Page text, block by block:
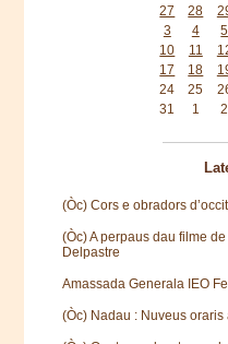
27
28
3
4 5
10
11
17
18
24
25
31
1 2
(Òc) Cors e obradors
(Òc) A perpaus dau filme
Delpastre
Amassada Generala IEO
(Òc) Nadau : Nuveus